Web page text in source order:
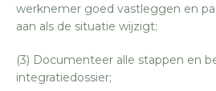
werknemer goed vastleggen en
aan als de situatie wijzigt;
(3) Documenteer alle stappen en
integratiedossier;